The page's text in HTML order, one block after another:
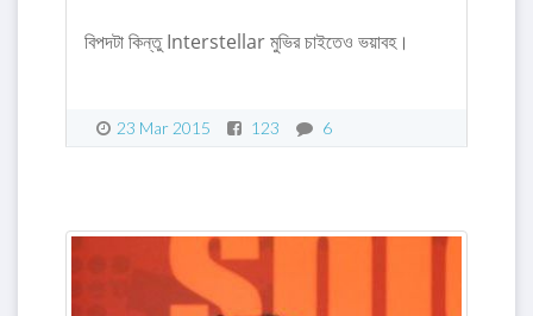
বিপদটা কিন্তু Interstellar মুভির চাইতেও ভয়াবহ।
23 Mar 2015 123 6